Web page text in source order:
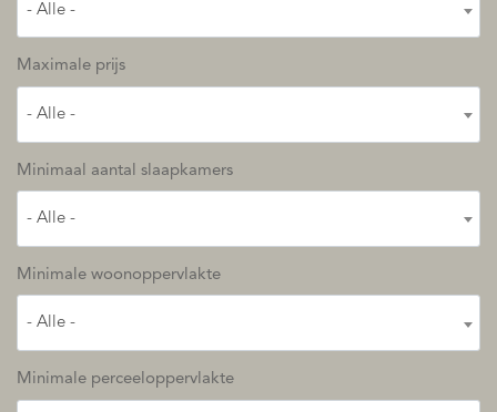
- Alle -
Maximale prijs
- Alle -
Minimaal aantal slaapkamers
- Alle -
Minimale woonoppervlakte
- Alle -
Minimale perceeloppervlakte